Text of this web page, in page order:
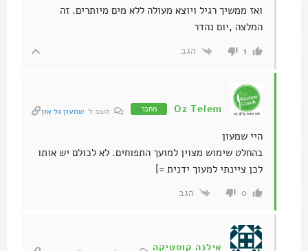
ואז ממשיך רגיל ויוצא מעולה ללא מים מיותרים. זה
המלצה ,יום נהדר
1 הגב
Oz Telem מחבר השב ל שמעון גל און
היי שמעון
בהחלט שימוש מצוין למועך התפוחים. לא לכולם יש אותו
לכן ציינתי למעוך ידנית =]
0 הגב
אילנה קוסטיקה